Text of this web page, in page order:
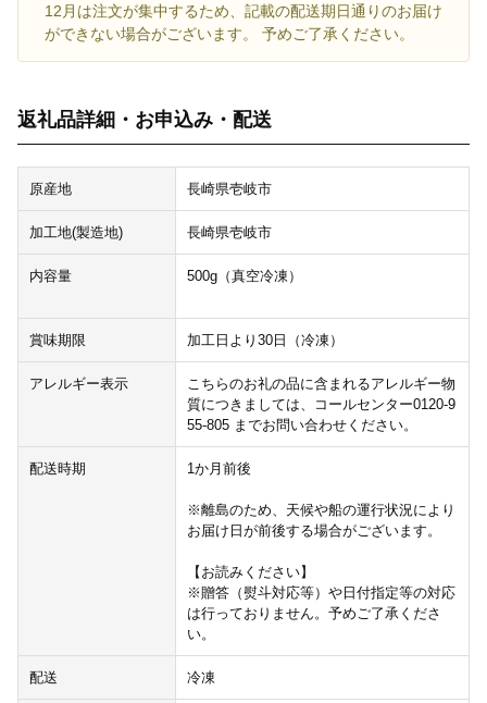
12月は注文が集中するため、記載の配送期日通りのお届け
ができない場合がございます。 予めご了承ください。
返礼品詳細・お申込み・配送
原産地 長崎県壱岐市
加工地(製造地) 長崎県壱岐市
内容量 500g（真空冷凍）
賞味期限 加工日より30日（冷凍）
アレルギー表示
こちらのお礼の品に含まれるアレルギー物
質につきましては、コールセンター0120-9
55-805 までお問い合わせください。
配送時期 1か月前後
※離島のため、天候や船の運行状況により
お届け日が前後する場合がございます。
【お読みください】
※贈答（熨斗対応等）や日付指定等の対応
は行っておりません。予めご了承くださ
い。
配送 冷凍